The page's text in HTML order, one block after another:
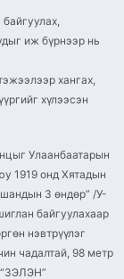
иж бүрнээр нь
хангах,
хүлээсэн
Улаанбаатарын
1919 онд Хятадын
3 өндөр” /У-
байгуулахаар
нэвтрүүлэг
чадалтай, 98 метр